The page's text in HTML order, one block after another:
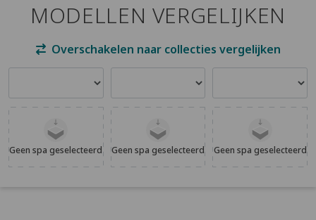
MODELLEN VERGELIJKEN
Overschakelen naar collecties vergelijken
Geen spa geselecteerd Geen spa geselecteerd Geen spa geselecteerd